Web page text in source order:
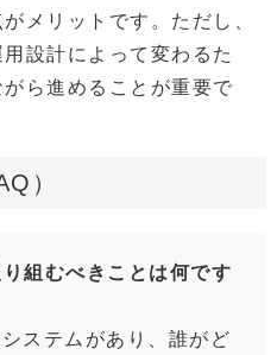
メリットです。ただし、
設計によって変わるた
ら進めることが重要で
）
組むべきことは何です
ステムがあり、誰がど